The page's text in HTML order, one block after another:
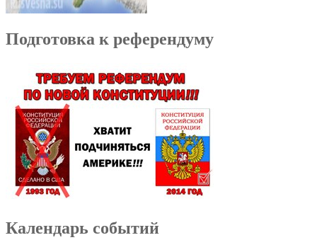
Подготовка к референдуму
Календарь событий